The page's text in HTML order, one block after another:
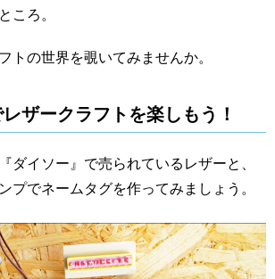
ころ。
トの世界を覗いてみませんか。
ザークラフトを楽しもう！
ダイソー』で売られているレザーと、
プでネームタグを作ってみましょう。